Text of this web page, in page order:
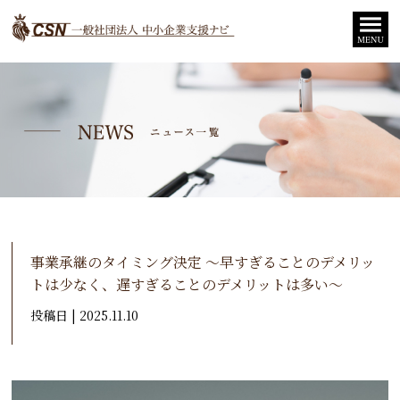
事業承継のタイミング決定 ～早すぎることのデメリッ
トは少なく、遅すぎることのデメリットは多い～
投稿日 | 2025.11.10